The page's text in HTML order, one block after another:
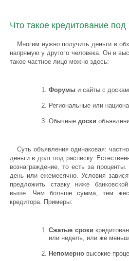
Что такое кредитование под
Многим нужно получить деньги в
напрямую у другого человека. Он и
такое частное лицо можно здесь:
Форумы и сайты с
Региональные или
Обычные доски
Суть объявления одинаковая:
деньги в долг под расписку.
вознаграждение, то есть за
день или ежемесячно. Условия
предложить ставку ниже
выше. Чем больше сумма, тем
кредитора. Примеры:
Сжатые сроки
или недель, или же
Непомерно высокие